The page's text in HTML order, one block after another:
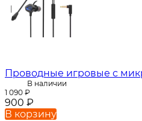
Проводные игровые с
В наличии
1 090 ₽
900 ₽
В корзину